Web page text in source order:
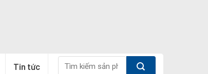
Tin tức
kiếm: